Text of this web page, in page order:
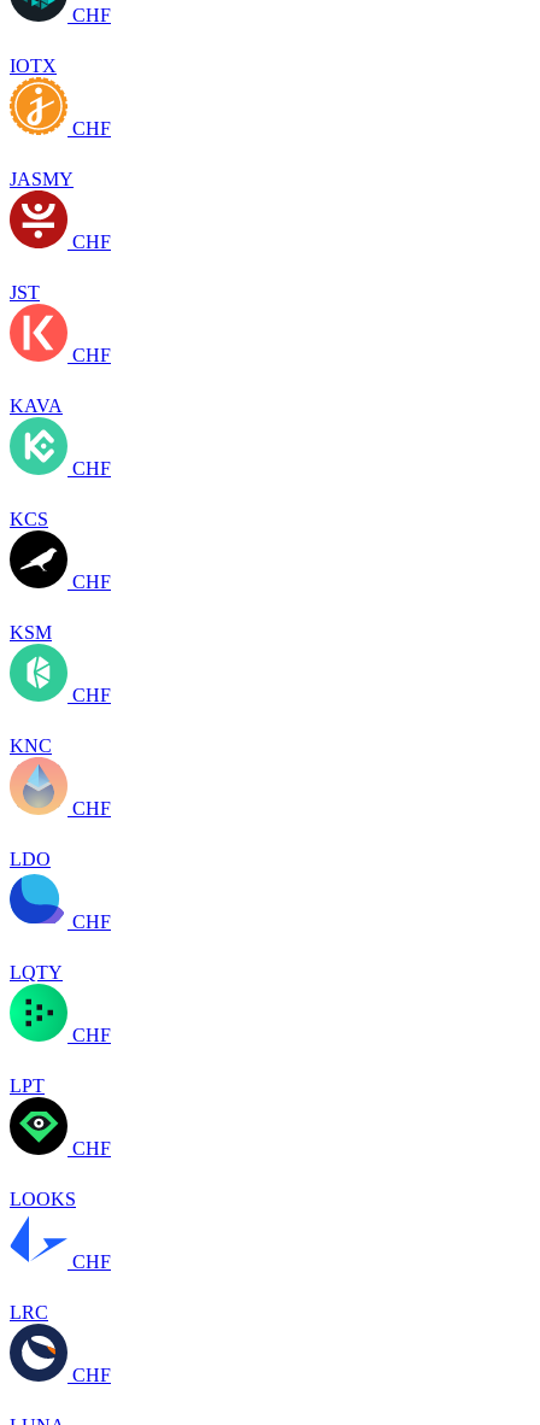
CHF
IOTX
CHF
JASMY
CHF
JST
CHF
KAVA
CHF
KCS
CHF
KSM
CHF
KNC
CHF
LDO
CHF
LQTY
CHF
LPT
CHF
LOOKS
CHF
LRC
CHF